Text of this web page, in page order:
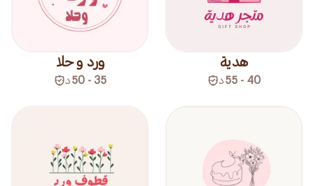
هدية
40 - 55 د
ورد و حلا
35 - 50 د